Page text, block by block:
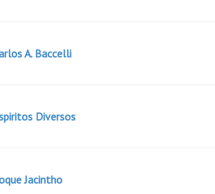
A. Baccelli
Diversos
Jacintho